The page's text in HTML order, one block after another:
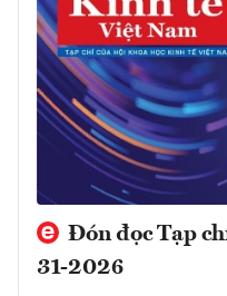
Đón đọc Tạp
31-2026